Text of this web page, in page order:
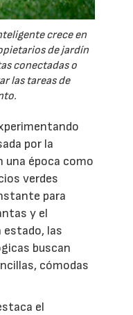
crece en
de jardín
conectadas o
las tareas de
por la
una época como
verdes
para
y el
estado, las
buscan
cómodas
el